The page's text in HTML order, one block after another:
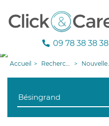
09 78 38 38 38
Accueil Recherche aide à domicile Nouvelle-Aquitaine